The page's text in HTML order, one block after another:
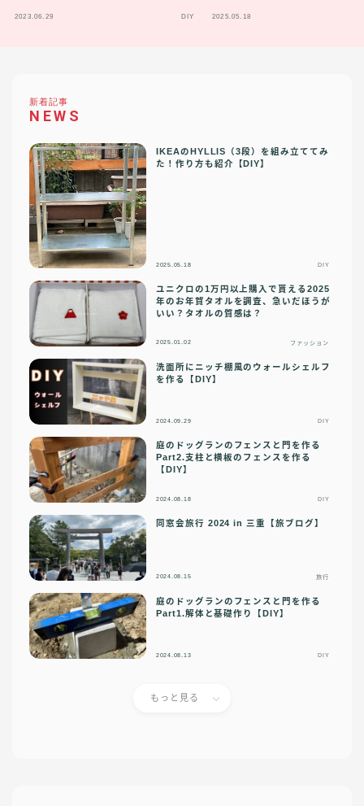
2023.06.29 DIY 2025.05.18
新着記事
NEWS
IKEAのHYLLIS（3段）を組み立ててみ
た！作り方も紹介【DIY】
2025.05.18 DIY
ユニクロの1万円以上購入で貰える2025
年のお年賀タオルを調査、急いだほうが
いい？タオルの質感は？
2025.01.02 ファッション
洗面所にニッチ棚風のウォールシェルフ
を作る【DIY】
2024.09.29 DIY
庭のドッグランのフェンスと門を作る
Part2.支柱と横板のフェンスを作る
【DIY】
2024.08.18 DIY
同窓会旅行 2024 in 三重【旅ブログ】
2024.08.15 旅行
庭のドッグランのフェンスと門を作る
Part1.解体と基礎作り【DIY】
2024.08.13 DIY
もっと見る